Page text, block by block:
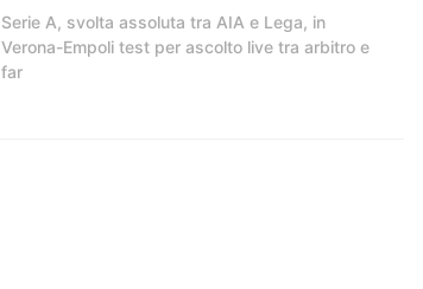
Serie A, svolta assoluta tra AIA e Lega, in
Verona-Empoli test per ascolto live tra arbitro e
far